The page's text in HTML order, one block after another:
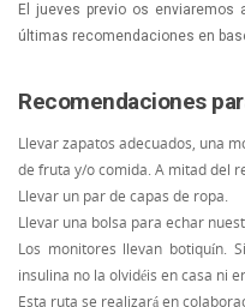
El jueves previo os
últimas recomendaciones en
Recomendaciones
Llevar zapatos adecuados, una
de fruta y/o comida. A mitad del
Llevar un par de capas de ropa.
Llevar una bolsa para echar
Los monitores llevan botiquín.
insulina no la olvidéis en casa ni
Esta ruta se realizará en